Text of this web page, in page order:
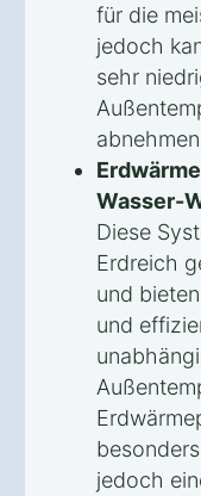
für die
jedoch
sehr
Wasser-
Diese
Erdreich
und
und
jedoch